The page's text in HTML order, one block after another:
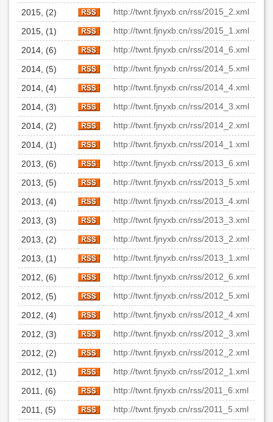
2015, (2)
http://twnt.fjnyxb.cn/rss/2015_2.xml
2015, (1)
http://twnt.fjnyxb.cn/rss/2015_1.xml
2014, (6)
http://twnt.fjnyxb.cn/rss/2014_6.xml
2014, (5)
http://twnt.fjnyxb.cn/rss/2014_5.xml
2014, (4)
http://twnt.fjnyxb.cn/rss/2014_4.xml
2014, (3)
http://twnt.fjnyxb.cn/rss/2014_3.xml
2014, (2)
http://twnt.fjnyxb.cn/rss/2014_2.xml
2014, (1)
http://twnt.fjnyxb.cn/rss/2014_1.xml
2013, (6)
http://twnt.fjnyxb.cn/rss/2013_6.xml
2013, (5)
http://twnt.fjnyxb.cn/rss/2013_5.xml
2013, (4)
http://twnt.fjnyxb.cn/rss/2013_4.xml
2013, (3)
http://twnt.fjnyxb.cn/rss/2013_3.xml
2013, (2)
http://twnt.fjnyxb.cn/rss/2013_2.xml
2013, (1)
http://twnt.fjnyxb.cn/rss/2013_1.xml
2012, (6)
http://twnt.fjnyxb.cn/rss/2012_6.xml
2012, (5)
http://twnt.fjnyxb.cn/rss/2012_5.xml
2012, (4)
http://twnt.fjnyxb.cn/rss/2012_4.xml
2012, (3)
http://twnt.fjnyxb.cn/rss/2012_3.xml
2012, (2)
http://twnt.fjnyxb.cn/rss/2012_2.xml
2012, (1)
http://twnt.fjnyxb.cn/rss/2012_1.xml
2011, (6)
http://twnt.fjnyxb.cn/rss/2011_6.xml
2011, (5)
http://twnt.fjnyxb.cn/rss/2011_5.xml